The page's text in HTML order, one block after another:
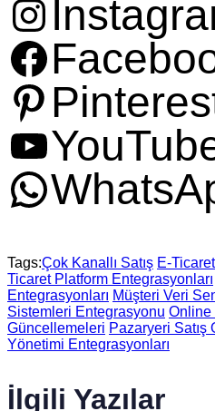
Tags:Çok Kanallı Satış E-
Ticaret Platform Entegrasyonları
Entegrasyonları Müşteri Veri
Sistemleri Entegrasyonu Online
Güncellemeleri Pazaryeri Satış
Yönetimi Entegrasyonları
İlgili Yazılar